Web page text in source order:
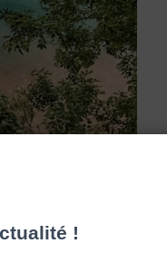
en pleine nature
est vraiment un
Beaver Falls …